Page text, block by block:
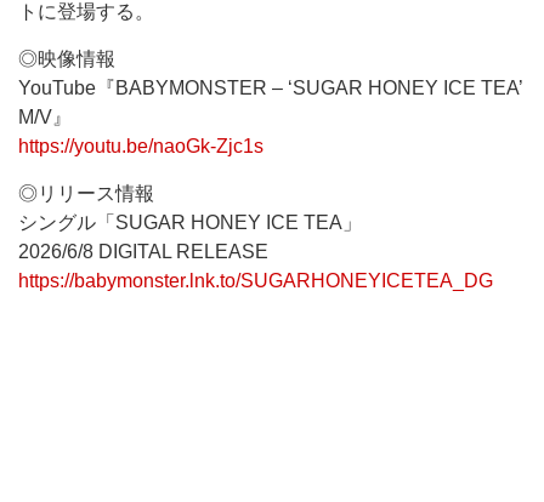
トに登場する。
◎映像情報
YouTube『BABYMONSTER – ‘SUGAR HONEY ICE TEA’
M/V』
https://youtu.be/naoGk-Zjc1s
◎リリース情報
シングル「SUGAR HONEY ICE TEA」
2026/6/8 DIGITAL RELEASE
https://babymonster.lnk.to/SUGARHONEYICETEA_DG